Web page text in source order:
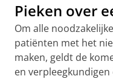
Pieken over
Om alle
patiënten met het
maken, geldt de
en